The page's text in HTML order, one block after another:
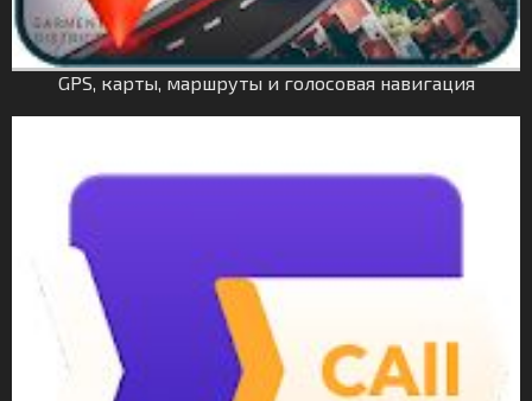
GPS, карты, маршруты и голосовая навигация